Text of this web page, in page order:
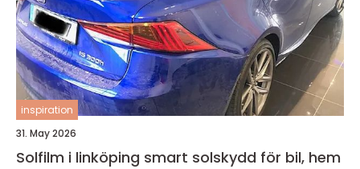
inspiration
31. May 2026
Solfilm i linköping smart solskydd för bil, hem